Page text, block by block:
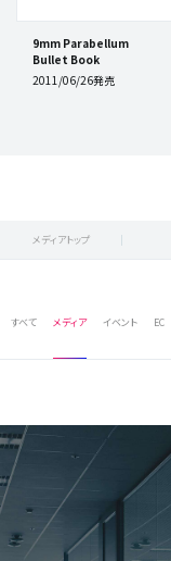
9mm Parabellum
Bullet Book
2011/06/26発売
メディアトップ
すべて メディア イベント EC